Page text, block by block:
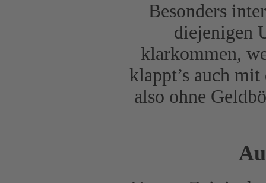
Besonders
diejenigen
klarkommen,
klappt’s auch
also ohne